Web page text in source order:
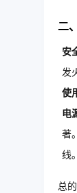
二
安
发
使
电
著
线。
总